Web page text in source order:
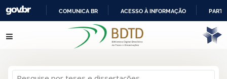
IR
PARA
COMUNICA BR ACESSO À INFORMAÇÃO
Pular para o conteúdo